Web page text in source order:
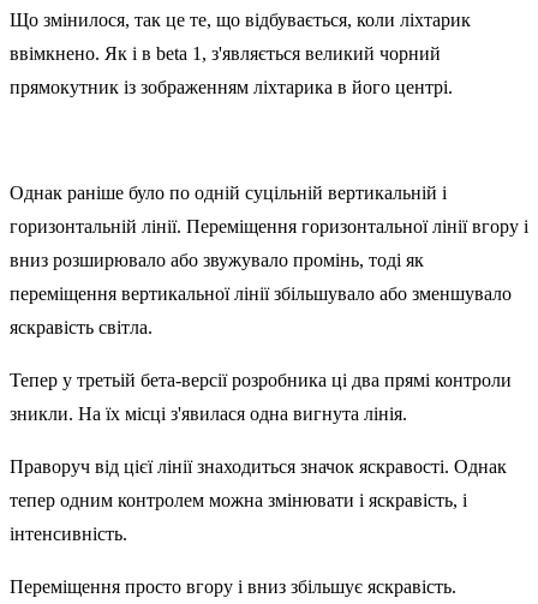
Що змінилося, так це те, що відбувається, коли ліхтарик
ввімкнено. Як і в beta 1, з'являється великий чорний
прямокутник із зображенням ліхтарика в його центрі.
Однак раніше було по одній суцільній вертикальній і
горизонтальній лінії. Переміщення горизонтальної лінії вгору і
вниз розширювало або звужувало промінь, тоді як
переміщення вертикальної лінії збільшувало або зменшувало
яскравість світла.
Тепер у третьій бета-версії розробника ці два прямі контроли
зникли. На їх місці з'явилася одна вигнута лінія.
Праворуч від цієї лінії знаходиться значок яскравості. Однак
тепер одним контролем можна змінювати і яскравість, і
інтенсивність.
Переміщення просто вгору і вниз збільшує яскравість.